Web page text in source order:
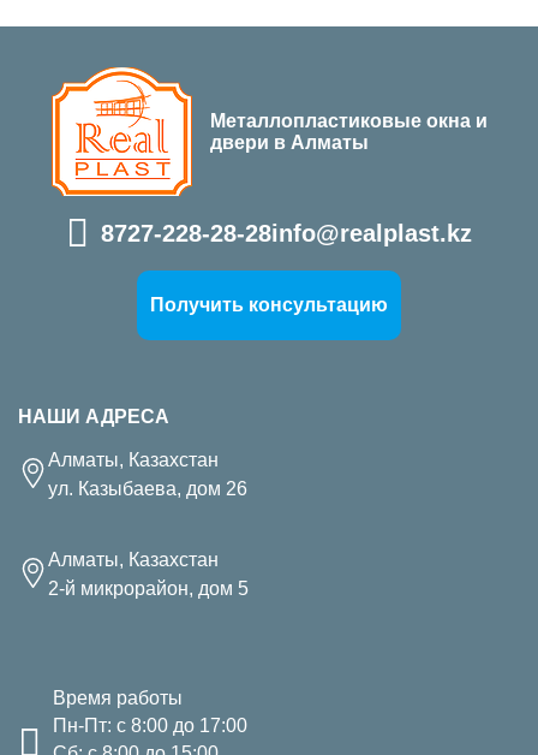
Металлопластиковые окна и
двери в Алматы
8727-228-28-28info@realplast.kz
Получить консультацию
НАШИ АДРЕСА
Алматы, Казахстан
ул. Казыбаева, дом 26
Алматы, Казахстан
2-й микрорайон, дом 5
Время работы
Пн-Пт: с 8:00 до 17:00